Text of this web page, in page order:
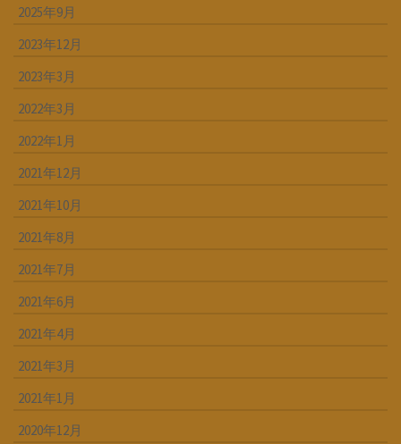
2025年9月
2023年12月
2023年3月
2022年3月
2022年1月
2021年12月
2021年10月
2021年8月
2021年7月
2021年6月
2021年4月
2021年3月
2021年1月
2020年12月